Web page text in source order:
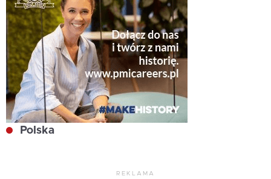
Polska
REKLAMA